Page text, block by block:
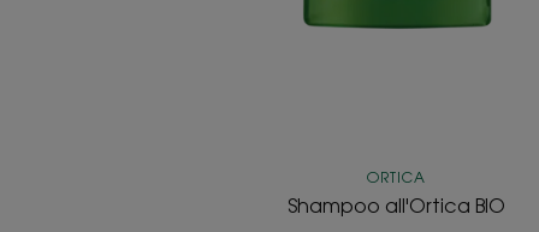
ORTICA
Shampoo all'Ortica BIO